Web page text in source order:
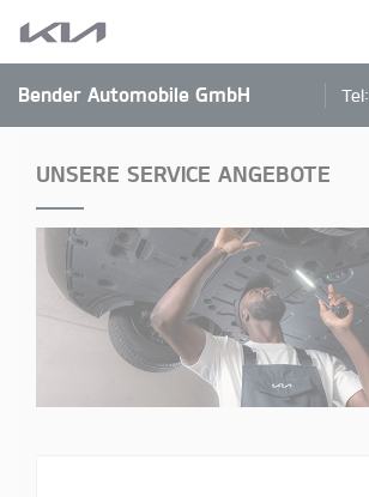
Bender Automobile GmbH Tel:
UNSERE SERVICE ANGEBOTE